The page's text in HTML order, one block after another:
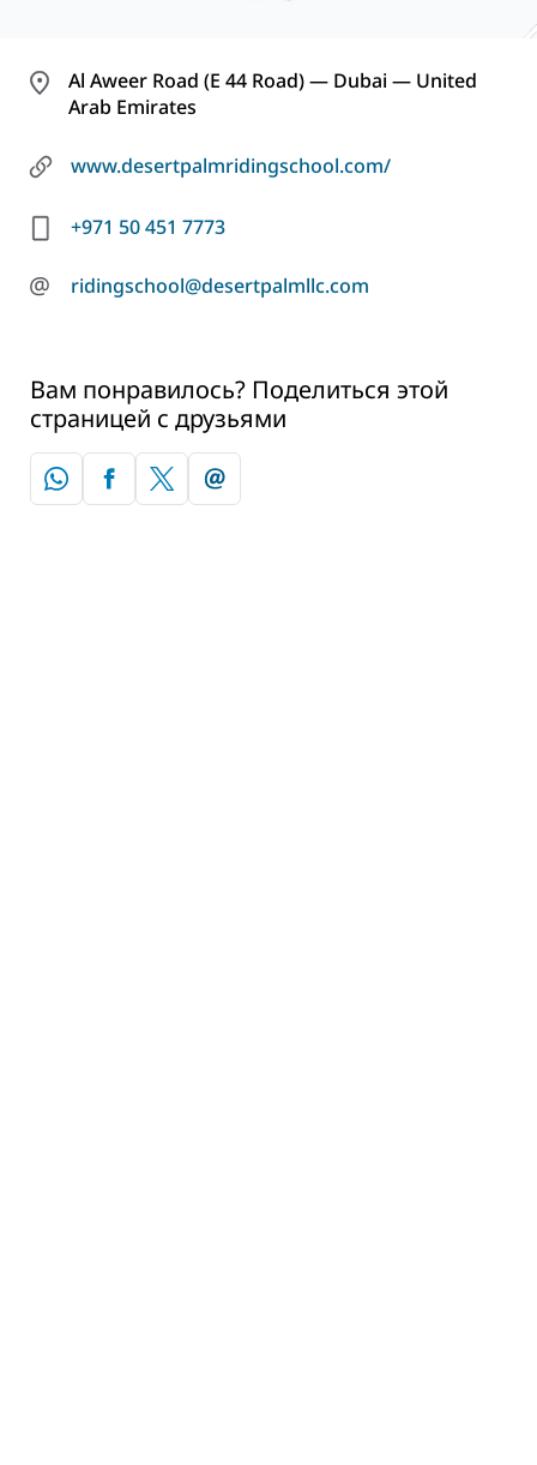
Al Aweer Road (E 44 Road) — Dubai — United
Arab Emirates
www.desertpalmridingschool.com/
+971 50 451 7773
@ ridingschool@desertpalmllc.com
Вам понравилось? Поделиться этой
страницей с друзьями